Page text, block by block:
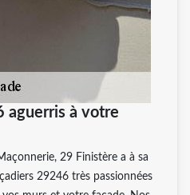
aguerris à votre
29 Finistère a à sa
29246 très passionnées